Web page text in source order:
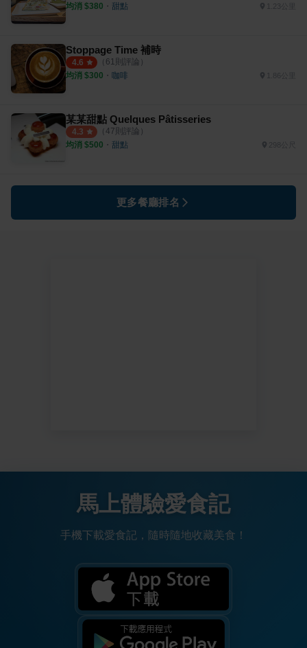
均消 $380 ・ 甜點
Stoppage Time 補時
4.6 （ 61則評論）
均消 $300 ・ 咖啡
某某甜點 Quelques Pâtisseries
4.3 （ 47則評論）
均消 $500 ・ 甜點
更多餐廳排名
馬上體驗愛食記
手機下載愛食記，隨時隨地收藏美食！